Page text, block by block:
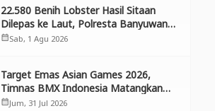
22.580 Benih Lobster Hasil Sitaan
Dilepas ke Laut, Polresta Banyuwangi
Selamatkan Aset Negara dan
Ekosistem
calendar_monthSab, 1 Agu 2026
Target Emas Asian Games 2026,
Timnas BMX Indonesia Matangkan
Persiapan di Banyuwangi
calendar_monthJum, 31 Jul 2026